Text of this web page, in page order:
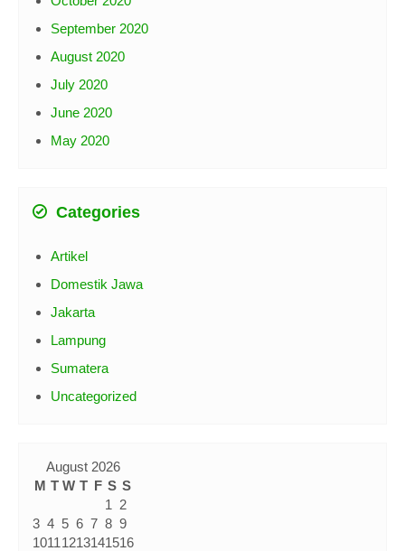
September 2020
August 2020
July 2020
June 2020
May 2020
Categories
Artikel
Domestik Jawa
Jakarta
Lampung
Sumatera
Uncategorized
August 2026
M T W T F S S
1
2
3 4 5 6 7 8 9
1011 1213141516